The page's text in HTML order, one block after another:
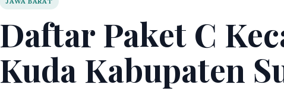
Daftar Paket C
Kuda Kabupaten